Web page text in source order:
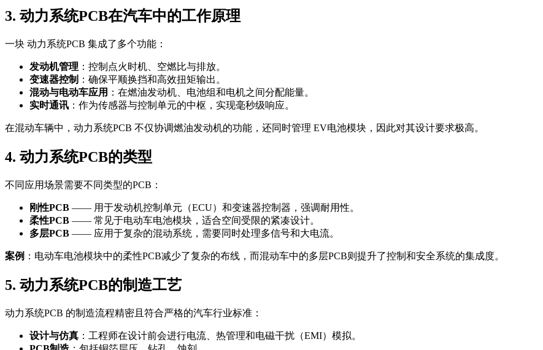
3. 动力系统PCB在汽车中的工作原理
一块 动力系统PCB 集成了多个功能：
发动机管理 ：控制点火时机、空燃比与排放。
变速器控制 ：确保平顺换挡和高效扭矩输出。
混动与电动车应用 ：在燃油发动机、电池组和电机之间分配能量。
实时通讯 ：作为传感器与控制单元的中枢，实现毫秒级响应。
在混动车辆中，动力系统PCB 不仅协调燃油发动机的功能，还同时管理 EV电池模块，因此对其设计要求极高。
4. 动力系统PCB的类型
不同应用场景需要不同类型的PCB：
刚性PCB —— 用于发动机控制单元（ECU）和变速器控制器，强调耐用性。
柔性PCB —— 常见于电动车电池模块，适合空间受限的紧凑设计。
多层PCB —— 应用于复杂的混动系统，需要同时处理多信号和大电流。
案例 ：电动车电池模块中的柔性PCB减少了复杂的布线，而混动车中的多层PCB则提升了控制和安全系统的集成度。
5. 动力系统PCB的制造工艺
动力系统PCB 的制造流程精密且符合严格的汽车行业标准：
设计与仿真 ：工程师在设计前会进行电流、热管理和电磁干扰（EMI）模拟。